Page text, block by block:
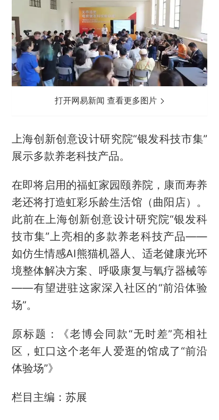
打开网易新闻 查看更多图片
上海创新创意设计研究院“银发科技市集”
展示多款养老科技产品。
在即将启用的福虹家园颐养院，康而寿养
老还将打造虹彩乐龄生活馆（曲阳店）。
此前在上海创新创意设计研究院“银发科
技市集”上亮相的多款养老科技产品——
如仿生情感AI熊猫机器人、适老健康光环
境整体解决方案、呼吸康复与氧疗器械等
——有望进驻这家深入社区的“前沿体验
场”。
原标题：《老博会同款“无时差”亮相社
区，虹口这个老年人爱逛的馆成了“前沿
体验场”》
栏目主编：苏展